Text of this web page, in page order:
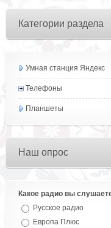
Категории раздела
Умная станция Яндекс
Телефоны
Планшеты
Наш опрос
Какое радио вы
Русское радио
Европа Плюс